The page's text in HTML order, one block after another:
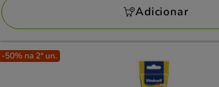
Adicionar
-50% na 2ª un.